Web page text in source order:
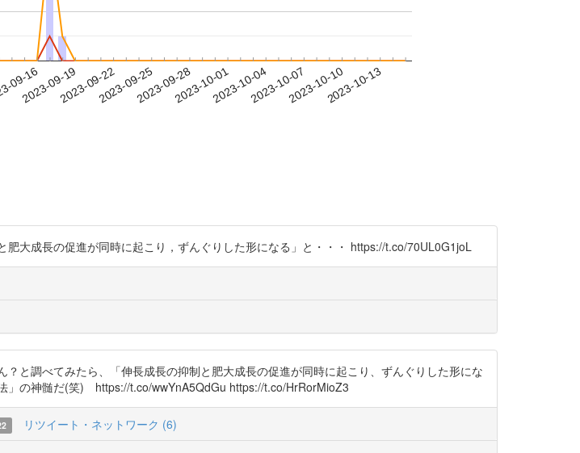
09-16
2023-09-192023-09-222023-09-252023-09-282023-10-012023-10-042023-10-072023-10-102023-10-13
大成長の促進が同時に起こり，ずんぐりした形になる」と・・・ https://t.co/70UL0G1joL
と調べてみたら、「伸長成長の抑制と肥大成長の促進が同時に起こり、ずんぐりした形にな
」の神髄だ(笑) https://t.co/wwYnA5QdGu https://t.co/HrRorMioZ3
リツイート・ネットワーク (6)